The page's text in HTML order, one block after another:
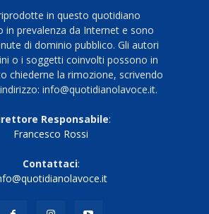
in questo quotidiano
in prevalenza da Internet e sono
di dominio pubblico. Gli autori
o i soggetti coinvolti possono in
chiederne la rimozione, scrivendo
info@quotidianolavoce.it.
Responsabile:
Francesco Rossi
Contattaci: